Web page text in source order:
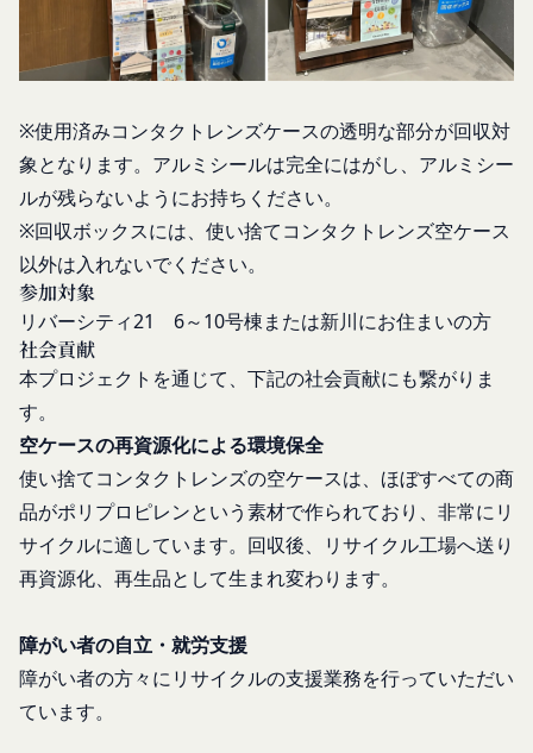
※使用済みコンタクトレンズケースの透明な部分が回収対
象となります。アルミシールは完全にはがし、アルミシー
ルが残らないようにお持ちください。
※回収ボックスには、使い捨てコンタクトレンズ空ケース
以外は入れないでください。
参加対象
リバーシティ21 6～10号棟または新川にお住まいの方
社会貢献
本プロジェクトを通じて、下記の社会貢献にも繋がりま
す。
空ケースの再資源化による環境保全
使い捨てコンタクトレンズの空ケースは、ほぼすべての商
品がポリプロピレンという素材で作られており、非常にリ
サイクルに適しています。回収後、リサイクル工場へ送り
再資源化、再生品として生まれ変わります。
障がい者の自立・就労支援
障がい者の方々にリサイクルの支援業務を行っていただい
ています。
示することがあります。
売却または合併
組織再編、合併または譲渡に際し、当社が取得した
があります。
委託先等の管理
当社は、業務を委託するため委託先にお客様情報を
提供または開示する場合、当該委託先に対し、適切
な取扱いおよび保護を行わせ、第三者への開示・提
供および当社の提供目的以外の目的での利用を行わ
ないよう適切に管理および監督します。
開示・訂正等
お客様がご自身の個人情報の内容を確認、訂正また
は利用停止を希望される場合には、個人情報保護法
て、速やかに対応させていただきます。
なお、かかる場合には、本人確認をさせていただく
場合があります。
お問い合わせ
開示等のご希望、ご意見、ご質問、苦情のお申し出
その他個人情報の取り扱いに関するお問い合わせ
メールによるお問い合わせ
営業時間内に順次回答いたします。
お問い合わせ内容によっては回答にお時間をいただ
過去に当社との契約に違反した者またはその関
係者であると当社が判断した場合
体、反社会的勢力、その他これに準ずるものを
意味します。以下同じ。）であるまたは資金提
供その他を通じて反社会的勢力等の維持、運営
もしくは経営に協力もしくは関与する等反社会
的勢力等との何らかの交流もしくは関係を行っ
ていると当社が判断した場合
その他会員登録が適当でないと当社が判断した
場合
第5条（登録内容の変更）
会員は、登録情報の内容の全部または一部に関して
録内容を変更する手続きを行うものとします。
会員が前項に定める変更手続きを行わなかった場合
には、既に登録済みの情報に基づく処理を適正・有
効なものとすることをあらかじめ承諾します。
会員が本条第１項に定める変更手続きを行わなかっ
を負いません。
第6条（IDおよびパスワードの管理）
会員は、会員登録等の際に会員本人が設定し、承
認・登録されたお客様IDおよびパスワードの利